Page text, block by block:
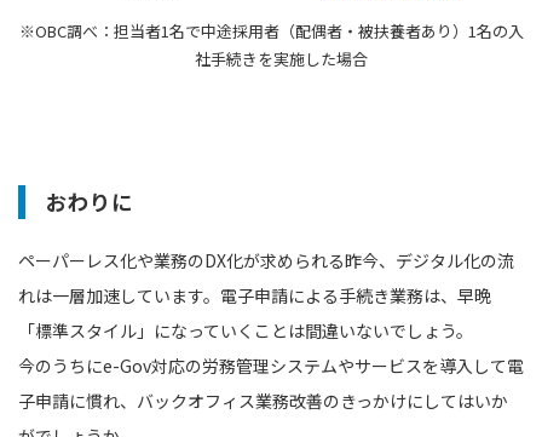
※OBC調べ：担当者1名で中途採用者（配偶者・被扶養者あり）1名の入
社手続きを実施した場合
おわりに
ペーパーレス化や業務のDX化が求められる昨今、デジタル化の流
れは一層加速しています。電子申請による手続き業務は、早晩
「標準スタイル」になっていくことは間違いないでしょう。
今のうちにe-Gov対応の労務管理システムやサービスを導入して電
子申請に慣れ、バックオフィス業務改善のきっかけにしてはいか